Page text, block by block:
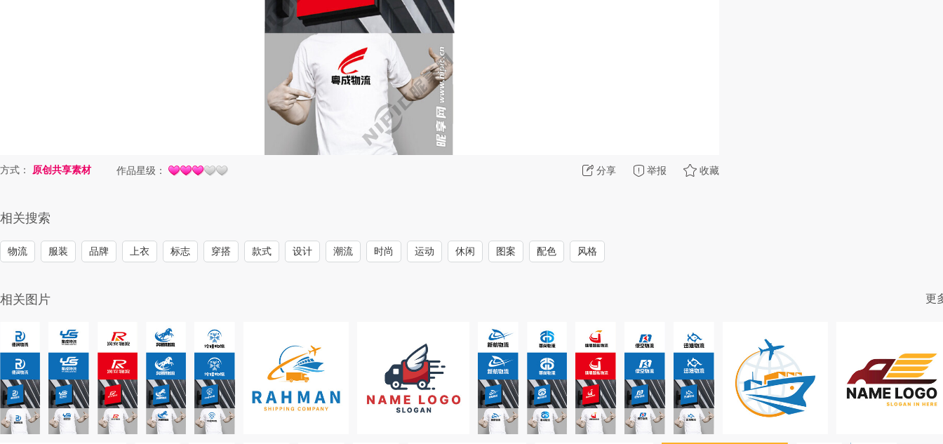
分享 举报 收藏
方式： 原创共享素材 作品星级：
相关搜索
物流 服装 品牌 上衣 标志 穿搭 款式 设计 潮流 时尚 运动 休闲 图案 配色 风格
相关图片 更